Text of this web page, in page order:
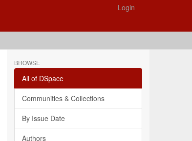
Login
BROWSE
All of DSpace
Communities & Collections
By Issue Date
Authors